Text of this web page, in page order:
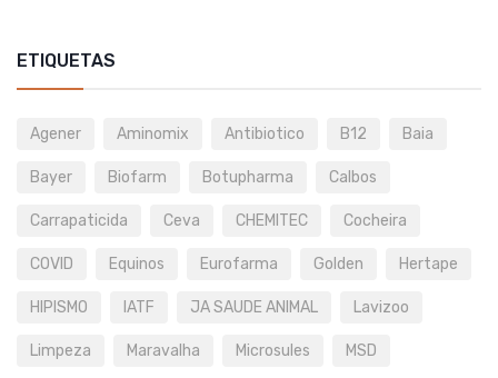
ETIQUETAS
Agener Aminomix Antibiotico B12 Baia
Bayer Biofarm Botupharma Calbos
Carrapaticida Ceva CHEMITEC Cocheira
COVID Equinos Eurofarma Golden Hertape
HIPISMO IATF JA SAUDE ANIMAL Lavizoo
Limpeza Maravalha Microsules MSD